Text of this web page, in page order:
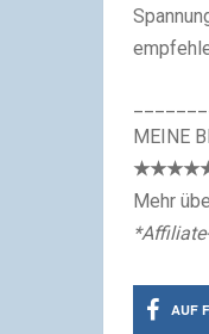
MEINE
★★★★
Mehr
AUF